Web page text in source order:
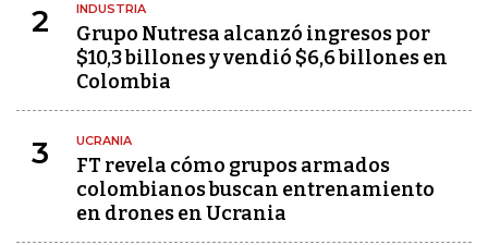
2 INDUSTRIA
Grupo Nutresa alcanzó ingresos por
$10,3 billones y vendió $6,6 billones en
Colombia
3 UCRANIA
FT revela cómo grupos armados
colombianos buscan entrenamiento
en drones en Ucrania